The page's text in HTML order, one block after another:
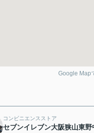
Google Map
コンビニエンスストア
セブンイレブン大阪狭山東野